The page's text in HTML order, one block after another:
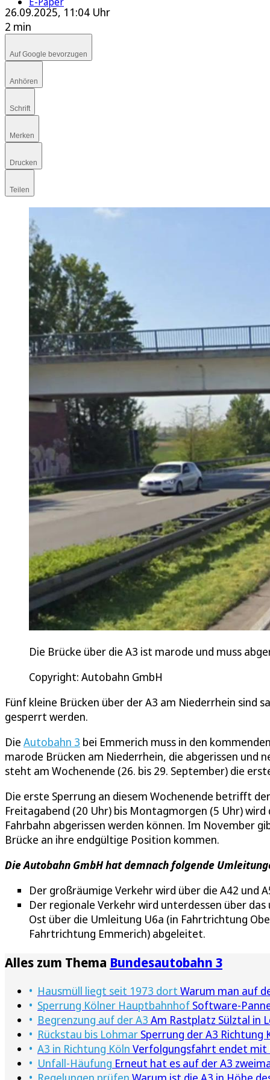
26.09.2025, 11:04 Uhr
2 min
Auf Google bevorzugen
Anhören
Schrift
Merken
Drucken
Teilen
Die Brücke über die A3 ist marode und muss
Copyright: Autobahn GmbH
Fünf kleine Brücken über der A3 am Niederrhein sind
gesperrt werden.
Die Autobahn 3 bei Emmerich muss in den
marode Brücken am Niederrhein, die abgerissen und
steht am Wochenende (26. bis 29. September) die
Die erste Sperrung an diesem Wochenende betrifft
Freitagabend (20 Uhr) bis Montagmorgen (5 Uhr) wird
Fahrbahn abgerissen werden können. Im November
Brücke an ihre endgültige Position kommen.
Die Autobahn GmbH hat demnach folgende
Der großräumige Verkehr wird über die A42 und
Der regionale Verkehr wird unterdessen über
Ost über die Umleitung U6a (in Fahrtrichtung
Fahrtrichtung Emmerich) abgeleitet.
Alles zum Thema Bundesautobahn 3
Hausmüll liegt seit 1973 dort Warum man auf
Sperrung Kölner Hauptbahnhof Software-
Begrenzung auf der A3 Am Rastplatz Sülztal in
Rückstau bis Lohmar Sperrung der A3
A3 in Richtung Köln Verfolgungsfahrt endet mit
Unfall-Häufung Erneut hat es auf der A3